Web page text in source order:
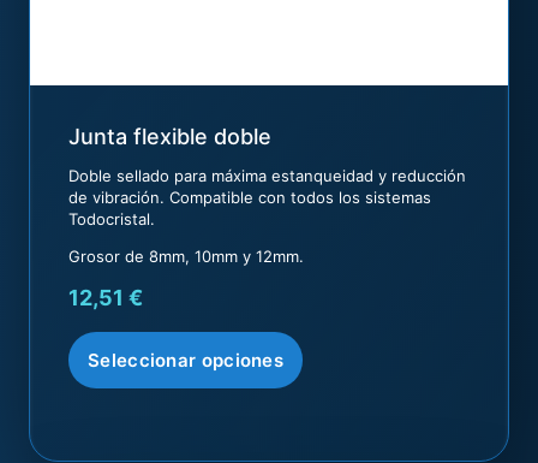
Junta flexible doble
Doble sellado para máxima estanqueidad y reducción
de vibración. Compatible con todos los sistemas
Todocristal.
Grosor de 8mm, 10mm y 12mm.
12,51 €
Seleccionar opciones